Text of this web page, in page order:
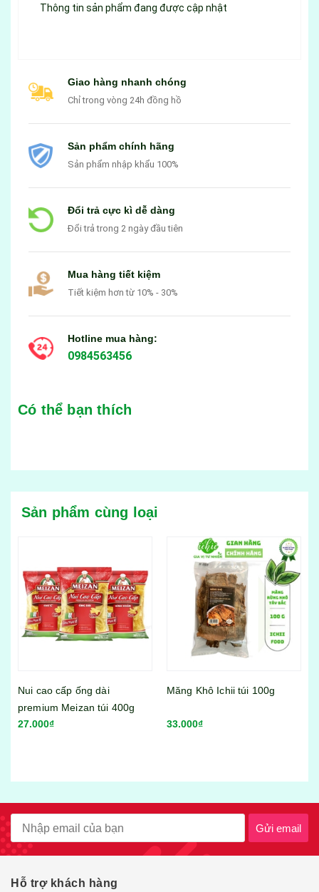
Thông tin sản phẩm đang được cập nhật
Giao hàng nhanh chóng
Chỉ trong vòng 24h đồng hồ
Sản phẩm chính hãng
Sản phẩm nhập khẩu 100%
Đổi trả cực kì dễ dàng
Đổi trả trong 2 ngày đầu tiên
Mua hàng tiết kiệm
Tiết kiệm hơn từ 10% - 30%
Hotline mua hàng:
0984563456
Có thể bạn thích
Sản phẩm cùng loại
Măng Khô Ichii túi 100g
33.000₫
Viên thả lẩu Lacusina mix vị
Gửi email
Hỗ trợ khách hàng